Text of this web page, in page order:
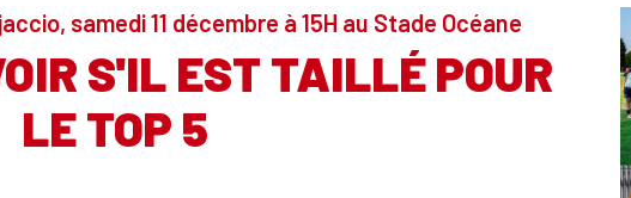
samedi 11 décembre à 15H au Stade Océane
S'IL EST TAILLÉ POUR
LE TOP 5